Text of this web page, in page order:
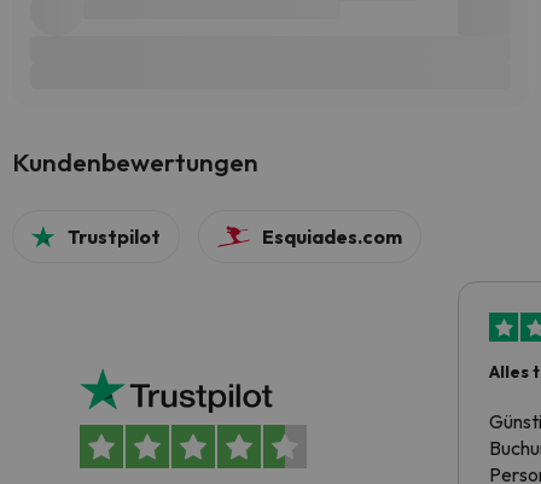
Kundenbewertungen
Trustpilot Esquiades.com
Alles